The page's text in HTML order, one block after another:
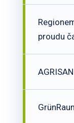
proudu
AGRISAN